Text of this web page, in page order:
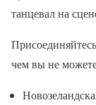
танцевал на
чем вы не